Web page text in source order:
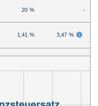
20 % -
1,41 % 3,47 %